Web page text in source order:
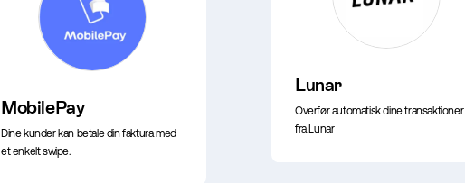
MobilePay
Dine kunder kan betale din faktura med
et enkelt swipe.
Lunar
Overfør automatisk dine transaktioner
fra Lunar